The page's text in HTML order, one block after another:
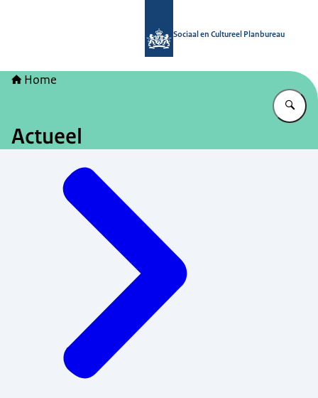
Sociaal en Cultureel Planbureau
Home
Actueel